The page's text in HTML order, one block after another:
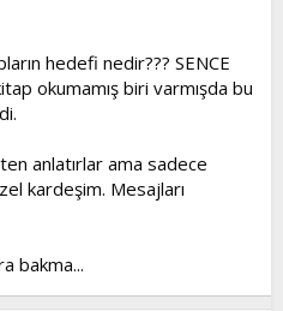
hedefi nedir??? SENCE
okumamış biri varmışda bu
anlatırlar ama sadece
kardeşim. Mesajları
bakma...